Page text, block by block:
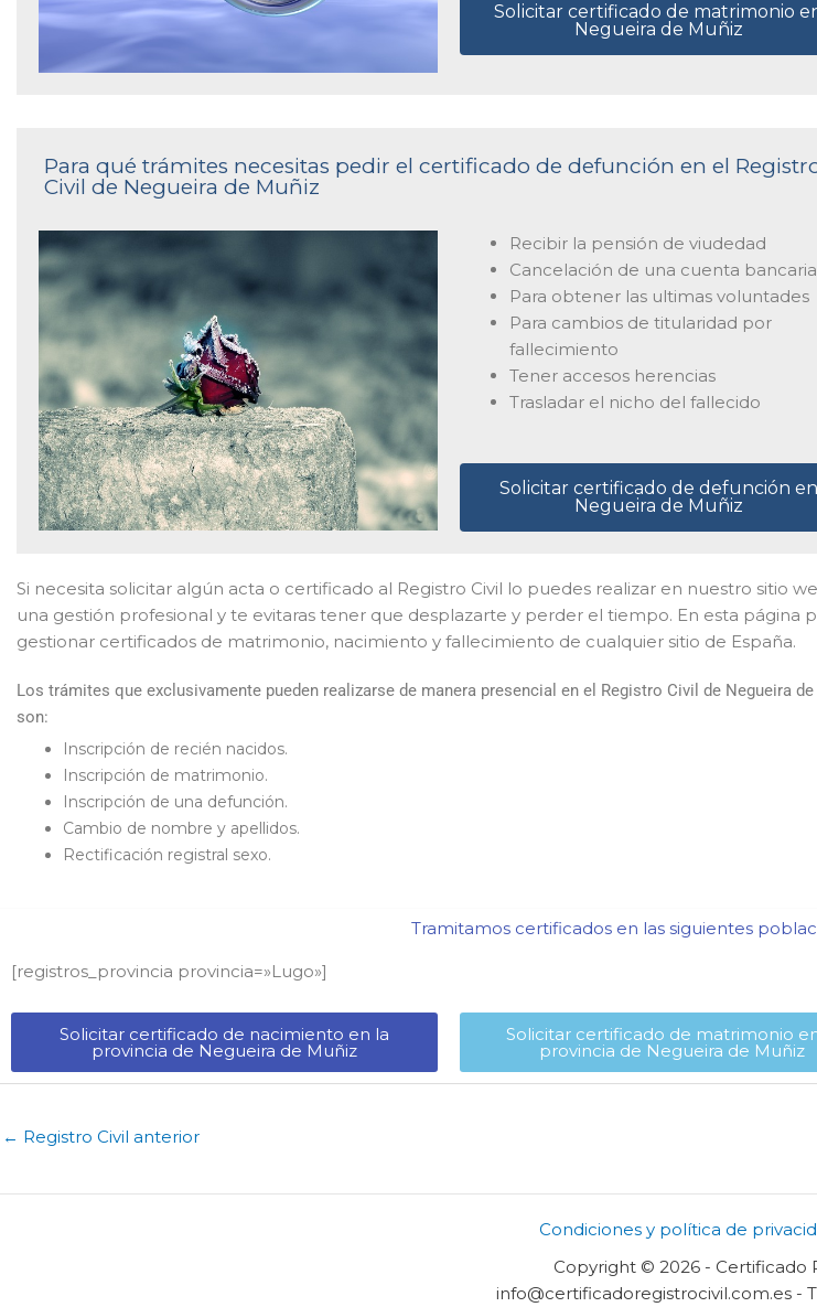
Solicitar certificado de matrimonio
Negueira de Muñiz
Para qué trámites necesitas pedir el certificado de defunción en el
Civil de Negueira de Muñiz
Recibir la pensión de viudedad
Cancelación de una cuenta bancaria
Para obtener las ultimas voluntades
Para cambios de titularidad por
fallecimiento
Tener accesos herencias
Trasladar el nicho del fallecido
Solicitar certificado de defunción en
Negueira de Muñiz
Si necesita solicitar algún acta o certificado al Registro Civil lo puedes realizar en nuestro sitio
una gestión profesional y te evitaras tener que desplazarte y perder el tiempo. En esta página
gestionar certificados de matrimonio, nacimiento y fallecimiento de cualquier sitio de España.
Los trámites que exclusivamente pueden realizarse de manera presencial en el Registro Civil de Negueira
son:
Inscripción de recién nacidos.
Inscripción de matrimonio.
Inscripción de una defunción.
Cambio de nombre y apellidos.
Rectificación registral sexo.
Tramitamos certificados en las siguientes
[registros_provincia provincia=»Lugo​»]
Solicitar certificado de nacimiento en la
provincia de Negueira de Muñiz​
Solicitar certificado de matrimonio
provincia de Negueira de Muñiz​
← Registro Civil anterior
Condiciones y política de
Copyright © 2026 - Certificado
info@certificadoregistrocivil.com.es -